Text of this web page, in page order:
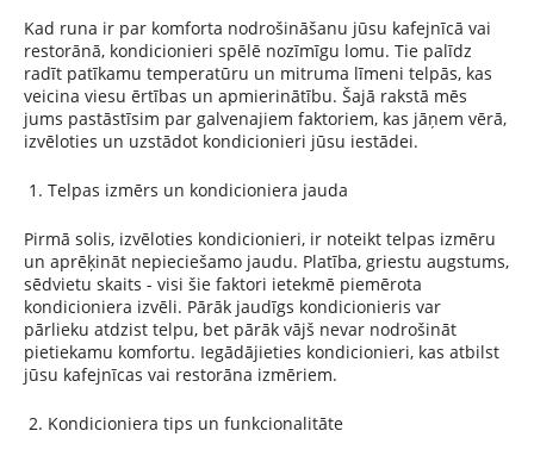
Kad runa ir par komforta nodrošināšanu jūsu kafejnīcā vai
restorānā, kondicionieri spēlē nozīmīgu lomu. Tie palīdz
radīt patīkamu temperatūru un mitruma līmeni telpās, kas
veicina viesu ērtības un apmierinātību. Šajā rakstā mēs
jums pastāstīsim par galvenajiem faktoriem, kas jāņem vērā,
izvēloties un uzstādot kondicionieri jūsu iestādei.
Telpas izmērs un kondicioniera jauda
Pirmā solis, izvēloties kondicionieri, ir noteikt telpas izmēru
un aprēķināt nepieciešamo jaudu. Platība, griestu augstums,
sēdvietu skaits - visi šie faktori ietekmē piemērota
kondicioniera izvēli. Pārāk jaudīgs kondicionieris var
pārlieku atdzist telpu, bet pārāk vājš nevar nodrošināt
pietiekamu komfortu. Iegādājieties kondicionieri, kas atbilst
jūsu kafejnīcas vai restorāna izmēriem.
Kondicioniera tips un funkcionalitāte